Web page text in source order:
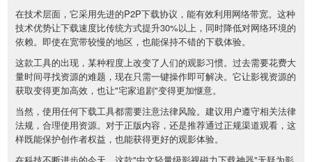
在技术层面，它采用先进的P2P下载协议，能有效利用网络带宽。这种
技术优势让下载速度比传统方式提升30%以上，同时降低对网络环境的
依赖。即使在宽带较慢的地区，也能保持不错的下载体验。
这款工具的出现，某种程度上改变了人们的观影习惯。过去需要花费大
量时间寻找资源的难题，现在只需一键操作即可解决。它让影视资源的
获取变得更加高效，也让"宅家追剧"变得更加惬意。
当然，使用任何下载工具都需要注意法律风险。建议用户遵守相关法律
法规，合理使用资源。对于正版内容，还是推荐通过正规渠道观看，这
样既能保护创作者权益，也能获得更好的观影体验。